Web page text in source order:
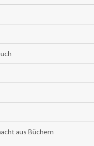
aus Büchern